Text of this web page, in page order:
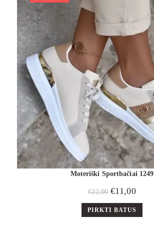
Moteriški Sportbačiai 1249
€22,00 €11,00
PIRKTI BATUS